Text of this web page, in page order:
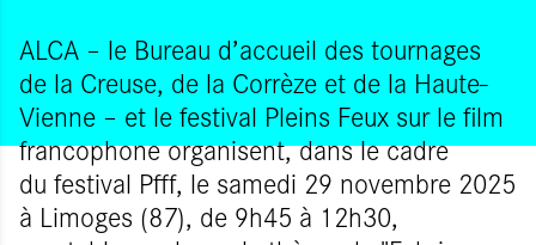
ALCA – le Bureau d’accueil des tournages
de la Creuse, de la Corrèze et de la Haute-
Vienne – et le festival Pleins Feux sur le film
francophone organisent, dans le cadre
du festival Pfff, le samedi 29 novembre 2025
à Limoges (87), de 9h45 à 12h30,